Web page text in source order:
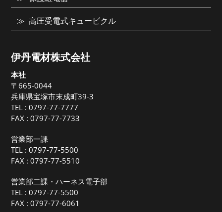
伊丹電材株式会社
本社
〒665-0044
兵庫県宝塚市末成町39-3
TEL :0797-77-7777
FAX : 0797-77-7733
営業部一課
TEL :0797-77-5500
FAX : 0797-77-5510
営業部二課・ハーネス電子部
TEL :0797-77-5500
FAX : 0797-77-6061
高圧受電式キュービクル